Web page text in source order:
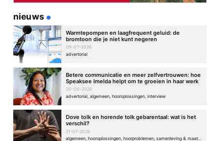
Saskia 11/11/2021 16:16
Helemaal mee eens, dicht bij huis zou heel fijn zijn.
Dan wil ik wel een keer naar de schouwburg bv.
Marjan Haasnoot
Wát herkenbaar en wát fijn dat je zo hebt kunnen genieten
Frances!
Beantwoord
nieuws
Warmtepompen en laagfrequent geluid: de
bromtoon die je niet kunt negeren
09-07-2026
advertorial
Betere communicatie en meer zelfvertrouwen: hoe
Speaksee Imelda helpt om te groeien in haar werk
30-06-2026
advertorial, algemeen, hooroplossingen, interview
Dove tolk en horende tolk gebarentaal: wat is het
verschil?
21-07-2026